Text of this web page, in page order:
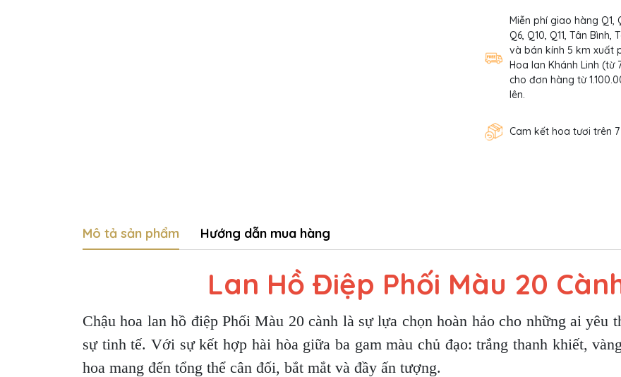
Miễn phí giao hàng Q1,
Q6, Q10, Q11, Tân Bình,
và bán kính 5 km xuất
Hoa lan Khánh Linh (từ
cho đơn hàng từ
lên.
Cam kết hoa tươi trên
Mô tả sản phẩm Hướng dẫn mua hàng
Lan Hồ Điệp Phối Màu 20
Chậu hoa lan hồ điệp Phối Màu 20 cành là sự lựa chọn hoàn hảo cho những ai
sự tinh tế. Với sự kết hợp hài hòa giữa ba gam màu chủ đạo: trắng thanh khiết,
hoa mang đến tổng thể cân đối, bắt mắt và đầy ấn tượng.